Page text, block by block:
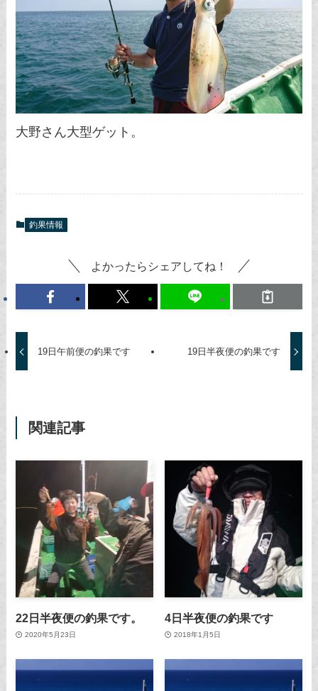
大野さん大型ゲット。
釣果情報
よかったらシェアしてね！
19日午前便の釣果です 19日半夜便の釣果です
関連記事
22日半夜便の釣果です。
2020年5月23日
4日半夜便の釣果です
2018年1月5日